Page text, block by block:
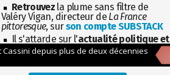
Retrouvez la plume sans filtre de
Valéry Vigan, directeur de La France
pittoresque, surson compte SUBSTACK
Il s'attarde sur l'actualité politique et
sociétaleavec la hauteur de vue de